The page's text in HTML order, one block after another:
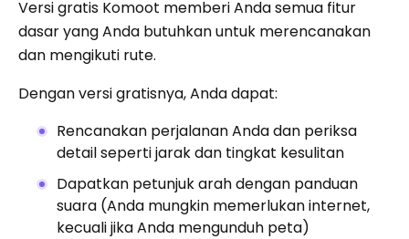
Versi gratis Komoot memberi Anda semua fitur
dasar yang Anda butuhkan untuk merencanakan
dan mengikuti rute.
Dengan versi gratisnya, Anda dapat:
Rencanakan perjalanan Anda dan periksa
detail seperti jarak dan tingkat kesulitan
Dapatkan petunjuk arah dengan panduan
suara (Anda mungkin memerlukan internet,
kecuali jika Anda mengunduh peta)